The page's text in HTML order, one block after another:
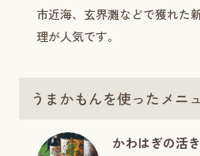
市近海、玄界灘などで獲れた
理が人気です。
うまかもんを使ったメニ
かわはぎの活